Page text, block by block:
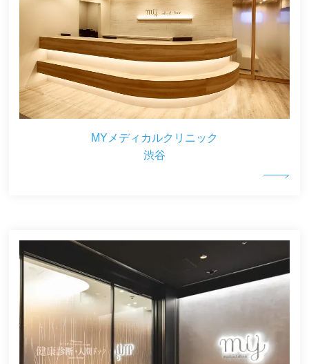
MYメディカルクリニック
渋谷